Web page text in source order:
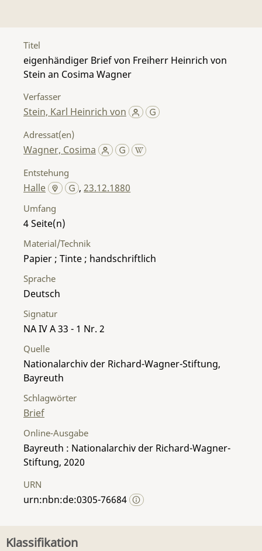
Titel
eigenhändiger Brief von Freiherr Heinrich von
Stein an Cosima Wagner
Verfasser
Stein, Karl Heinrich von
Adressat(en)
Wagner, Cosima
Entstehung
Halle ,23.12.1880
Umfang
4
Material/Technik
Papier ; Tinte ; handschriftlich
Sprache
Deutsch
Signatur
NA IV A 33 - 1 Nr. 2
Quelle
Nationalarchiv der Richard-Wagner-Stiftung,
Bayreuth
Schlagwörter
Brief
Online-Ausgabe
Bayreuth : Nationalarchiv der Richard-Wagner-
Stiftung, 2020
URN
urn:nbn:de:0305-76684
Klassifikation